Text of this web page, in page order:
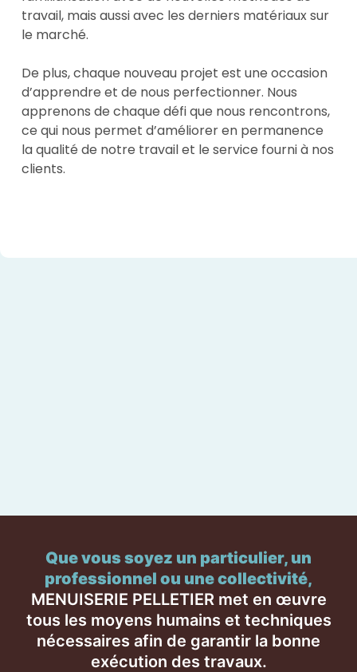
travail, mais aussi avec les derniers matériaux sur
le marché.
De plus, chaque nouveau projet est une occasion
d’apprendre et de nous perfectionner. Nous
apprenons de chaque défi que nous rencontrons,
ce qui nous permet d’améliorer en permanence
la qualité de notre travail et le service fourni à nos
clients.
Que vous soyez un particulier, un
professionnel ou une collectivité,
MENUISERIE PELLETIER met en œuvre
tous les moyens humains et techniques
nécessaires afin de garantir la bonne
exécution des travaux.